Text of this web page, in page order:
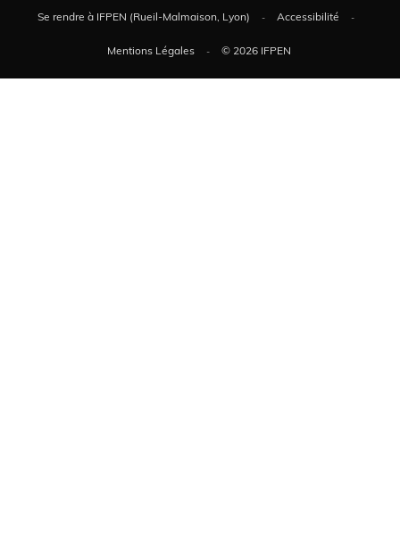
Se rendre à IFPEN (Rueil-Malmaison, Lyon) Accessibilité
Mentions Légales © 2026 IFPEN